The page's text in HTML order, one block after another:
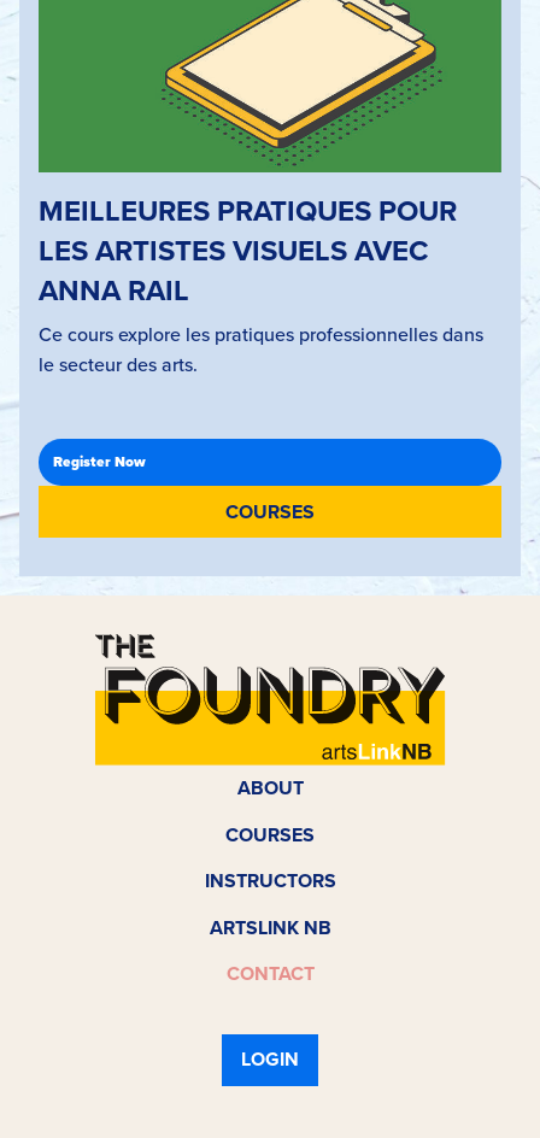
MEILLEURES PRATIQUES POUR
LES ARTISTES VISUELS AVEC
ANNA RAIL
Ce cours explore les pratiques professionnelles dans
le secteur des arts.
COURSES
ABOUT
COURSES
INSTRUCTORS
ARTSLINK NB
CONTACT
LOGIN